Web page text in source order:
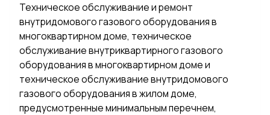
Техническое обслуживание и ремонт
внутридомового газового оборудования в
многоквартирном доме, техническое
обслуживание внутриквартирного газового
оборудования в многоквартирном доме и
техническое обслуживание внутридомового
газового оборудования в жилом доме,
предусмотренные минимальным перечнем,